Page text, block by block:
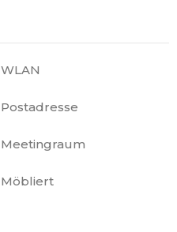
WLAN
Postadresse
Meetingraum
Möbliert